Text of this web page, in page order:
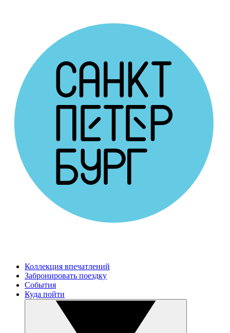
Коллекция впечатлений
Забронировать поездку
События
Куда пойти